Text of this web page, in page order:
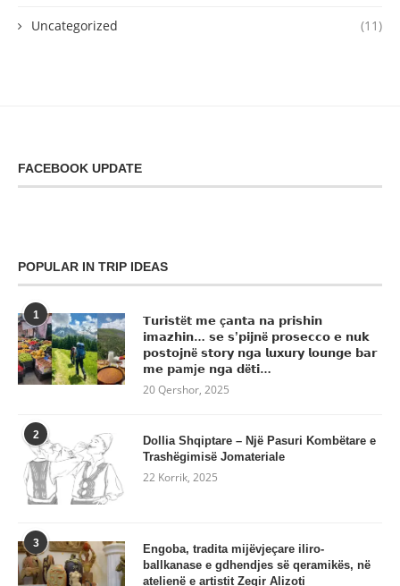
Uncategorized (11)
FACEBOOK UPDATE
POPULAR IN TRIP IDEAS
1
𝗧𝘂𝗿𝗶𝘀𝘁ë𝘁 𝗺𝗲 ç𝗮𝗻𝘁𝗮 𝗻𝗮 𝗽𝗿𝗶𝘀𝗵𝗶𝗻
𝗶𝗺𝗮𝘇𝗵𝗶𝗻… 𝘀𝗲 𝘀’𝗽𝗶𝗷𝗻ë 𝗽𝗿𝗼𝘀𝗲𝗰𝗰𝗼 𝗲 𝗻𝘂𝗸
𝗽𝗼𝘀𝘁𝗼𝗷𝗻ë 𝘀𝘁𝗼𝗿𝘆 𝗻𝗴𝗮 𝗹𝘂𝘅𝘂𝗿𝘆 𝗹𝗼𝘂𝗻𝗴𝗲 𝗯𝗮𝗿
𝗺𝗲 𝗽𝗮mj𝗲 𝗻𝗴𝗮 𝗱ë𝘁𝗶…
20 Qershor, 2025
2
Dollia Shqiptare – Një Pasuri Kombëtare e
Trashëgimisë Jomateriale
22 Korrik, 2025
3
Engoba, tradita mijëvjeçare iliro-
ballkanase e gdhendjes së qeramikës, në
atelienë e artistit Zeqir Alizoti